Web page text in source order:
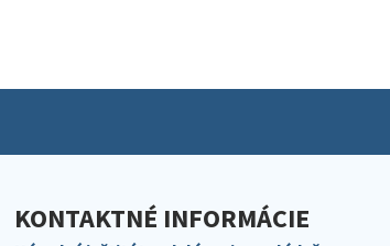
KONTAKTNÉ INFORMÁCIE